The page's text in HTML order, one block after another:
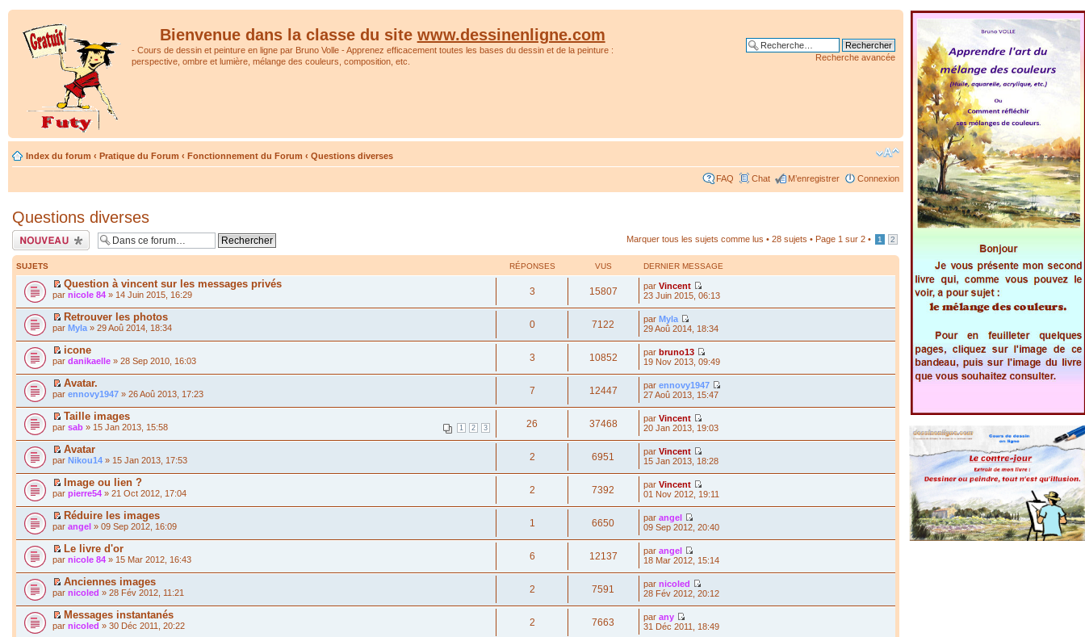
Bienvenue dans la classe du site www.dessinenligne.com
- Cours de dessin et peinture en ligne par Bruno Volle - Apprenez efficacement toutes les bases du dessin et de la peinture :
perspective, ombre et lumière, mélange des couleurs, composition, etc.
Recherche avancée
Index du forum ‹ Pratique du Forum ‹ Fonctionnement du Forum ‹ Questions diverses
FAQ Chat M’enregistrer Connexion
Questions diverses
Écrire un nouveau
sujet
Marquer tous les sujets comme lus • 28 sujets • Page 1 sur 2• 1 2
SUJETS RÉPONSES VUS DERNIER MESSAGE
Question à vincent sur les messages privés
par nicole 84 » 14 Juin 2015, 16:29 3 15807 par Vincent
23 Juin 2015, 06:13
Retrouver les photos
par Myla » 29 Aoû 2014, 18:34 0 7122 par Myla
29 Aoû 2014, 18:34
icone
par danikaelle » 28 Sep 2010, 16:03 3 10852 par bruno13
19 Nov 2013, 09:49
Avatar.
par ennovy1947 » 26 Aoû 2013, 17:23 7 12447 par ennovy1947
27 Aoû 2013, 15:47
Taille images
1 2 3
par sab » 15 Jan 2013, 15:58 26 37468 par Vincent
20 Jan 2013, 19:03
Avatar
par Nikou14 » 15 Jan 2013, 17:53 2 6951 par Vincent
15 Jan 2013, 18:28
Image ou lien ?
par pierre54 » 21 Oct 2012, 17:04 2 7392 par Vincent
01 Nov 2012, 19:11
Réduire les images
par angel » 09 Sep 2012, 16:09 1 6650 par angel
09 Sep 2012, 20:40
Le livre d'or
par nicole 84 » 15 Mar 2012, 16:43 6 12137 par angel
18 Mar 2012, 15:14
Anciennes images
par nicoled » 28 Fév 2012, 11:21 2 7591 par nicoled
28 Fév 2012, 20:12
Messages instantanés
par nicoled » 30 Déc 2011, 20:22 2 7663 par any
31 Déc 2011, 18:49